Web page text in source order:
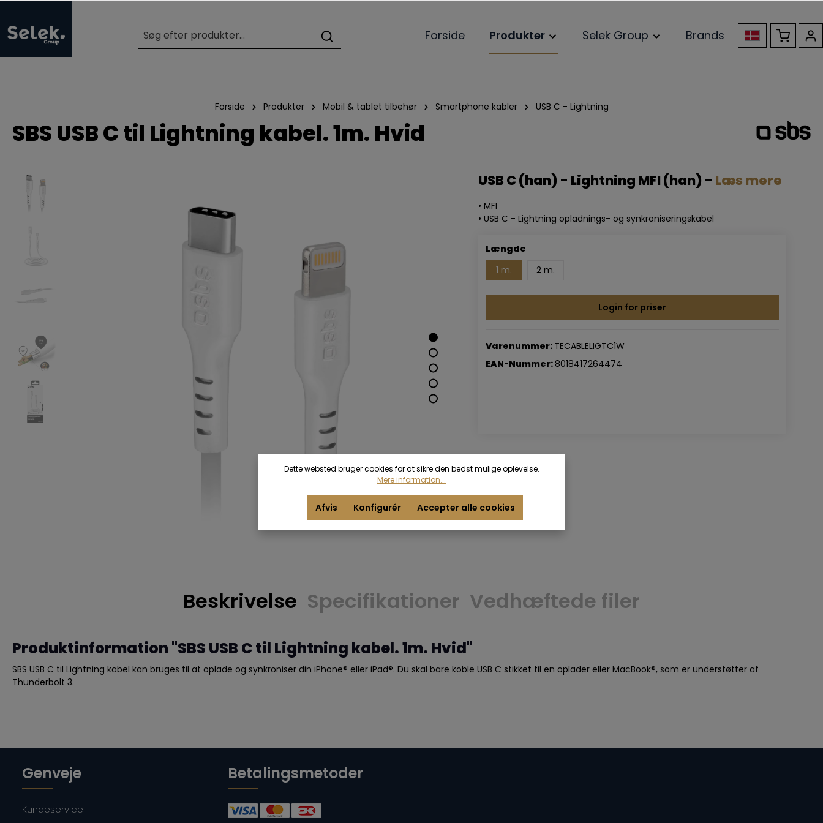
Forside Produkter Selek Group Brands
Forside Produkter Mobil & tablet tilbehør Smartphone kabler USB C - Lightning
SBS USB C til Lightning kabel. 1m. Hvid
USB C (han) - Lightning MFI (han) - Læs mere
• MFI
• USB C - Lightning opladnings- og synkroniseringskabel
Længde
1 m.
2 m.
Login for priser
Varenummer: TECABLELIGTC1W
EAN-Nummer: 8018417264474
Beskrivelse Specifikationer Vedhæftede filer
Produktinformation "SBS USB C til Lightning kabel. 1m. Hvid"
SBS USB C til Lightning kabel kan bruges til at oplade og synkroniser din iPhone® eller iPad®. Du skal bare koble USB C stikket til en oplader eller MacBook®, som er understøtter af
Thunderbolt 3.
Genveje
Kundeservice
Betalingsmetoder
Dette websted bruger cookies for at sikre den bedst mulige oplevelse.
Mere information...
Afvis Konfigurér Accepter alle cookies